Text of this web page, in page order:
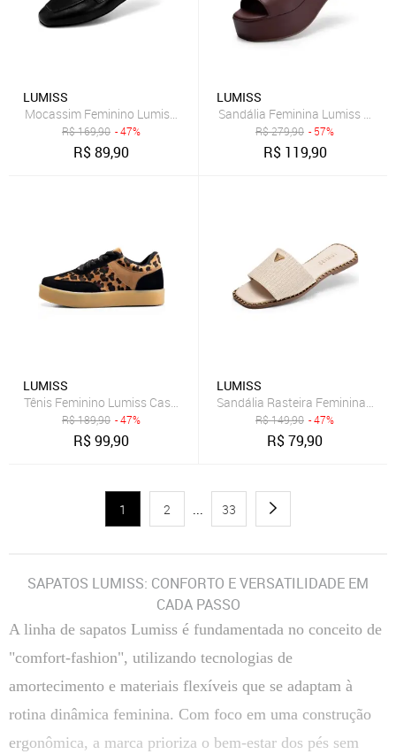
LUMISS
Mocassim Feminino Lumiss Clássico Casual Bico Quadrado Bridão
R$169,90 - 47%
R$89,90
LUMISS
Sandália Feminina Lumiss
R$279,90 - 57%
R$ 119,90
LUMISS
Tênis Feminino Lumiss Casual Confortável Flatform Camurça Onça
R$189,90 - 47%
R$99,90
LUMISS
Sandália Rasteira Feminina
R$149,90 - 47%
R$79,90
1 2 ... 33
SAPATOS LUMISS: CONFORTO E VERSATILIDADE EM
CADA PASSO
A linha de sapatos Lumiss é fundamentada no conceito de
"comfort-fashion", utilizando tecnologias de
amortecimento e materiais flexíveis que se adaptam à
rotina dinâmica feminina. Com foco em uma construção
ergonômica, a marca prioriza o bem-estar dos pés sem